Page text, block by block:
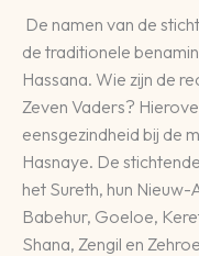
De namen van de
de traditionele
Hassana. Wie zijn de
Zeven Vaders?
eensgezindheid bij de
Hasnaye. De
het Sureth, hun
Babehur, Goeloe,
Shana, Zengil en